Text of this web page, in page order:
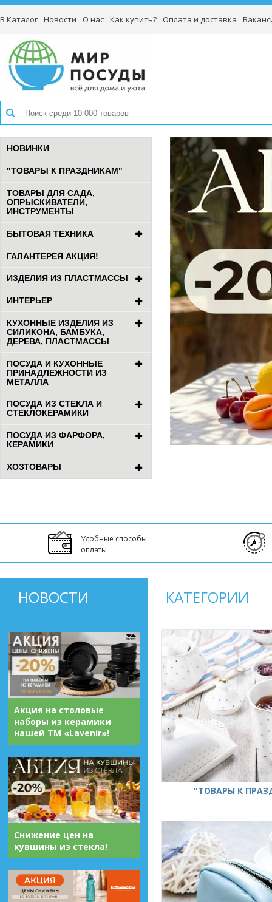
В Каталог Новости О нас Как купить? Оплата и доставка
НОВИНКИ
"ТОВАРЫ К ПРАЗДНИКАМ"
ТОВАРЫ ДЛЯ САДА,
ОПРЫСКИВАТЕЛИ,
ИНСТРУМЕНТЫ
БЫТОВАЯ ТЕХНИКА
ГАЛАНТЕРЕЯ АКЦИЯ!
ИЗДЕЛИЯ ИЗ ПЛАСТМАССЫ
ИНТЕРЬЕР
КУХОННЫЕ ИЗДЕЛИЯ ИЗ
СИЛИКОНА, БАМБУКА,
ДЕРЕВА, ПЛАСТМАССЫ
ПОСУДА И КУХОННЫЕ
ПРИНАДЛЕЖНОСТИ ИЗ
МЕТАЛЛА
ПОСУДА ИЗ СТЕКЛА И
СТЕКЛОКЕРАМИКИ
ПОСУДА ИЗ ФАРФОРА,
КЕРАМИКИ
ХОЗТОВАРЫ
Удобные способы
оплаты
НОВОСТИ
Акция на столовые
наборы из керамики
нашей ТМ «Lavenir»!
Снижение цен на
кувшины из стекла!
КАТЕГОРИИ
"ТОВАРЫ К